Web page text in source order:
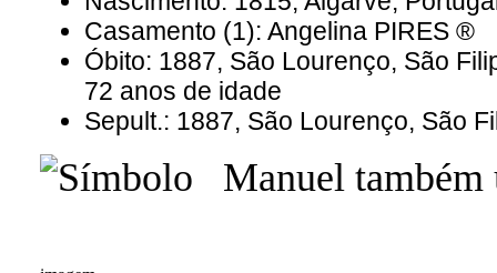
Casamento (1): Angelina PIRES ®
Óbito: 1887, São Lourenço, São
72 anos de idade
Sepult.: 1887, São Lourenço, São
Manuel também